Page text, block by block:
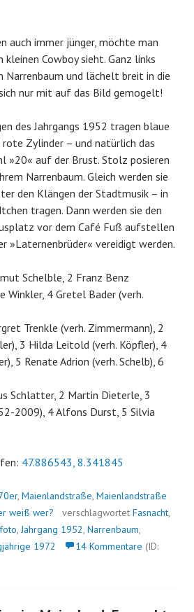
auch immer jünger, möchte man
kleinen Cowboy sieht. Ganz links
und lächelt breit in die
nur mit auf das Bild gemogelt!
des Jahrgangs 1952 tragen blaue
Zylinder – und natürlich das
»20« auf der Brust. Stolz posieren
Narrenbaum. Gleich werden sie
den Klängen der Stadtmusik – in
tragen. Dann werden sie den
vor dem Café Fuß aufstellen
»Laternenbrüder« vereidigt werden.
Schelble, 2 Franz Benz
Winkler, 4 Gretel Bader (verh.
Trenkle (verh. Zimmermann), 2
3 Hilda Leitold (verh. Köpfler), 4
5 Renate Adrion (verh. Schelb), 6
Schlatter, 2 Martin Dieterle, 3
2009), 4 Alfons Durst, 5 Silvia
47.886543, 8.341845
, Maienlandstraße, Maienlandstraße
weiß wer? verschlagwortet Fasnacht,
,Jahrgang 1952, Narrenbaum,
1972 14 Kommentare (ID: